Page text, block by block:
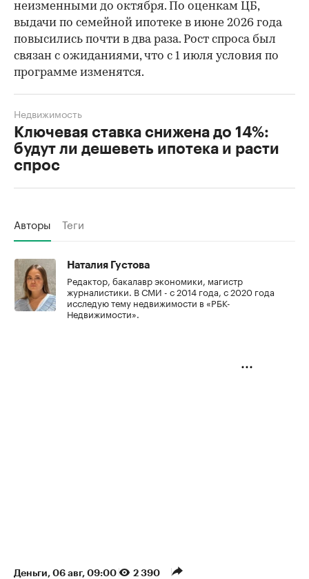
неизменными до октября. По оценкам ЦБ,
выдачи по семейной ипотеке в июне 2026 года
повысились почти в два раза. Рост спроса был
связан с ожиданиями, что с 1 июля условия по
программе изменятся.
Ключевая ставка снижена до 14%:
будут ли дешеветь ипотека и расти
спрос
Недвижимость
Авторы Теги
Наталия Густова
Редактор, бакалавр экономики, магистр
журналистики. В СМИ - с 2014 года, с 2020 года
исследую тему недвижимости в «РБК-
Недвижимости».
Деньги⁠, 06 авг, 09:00 2 390